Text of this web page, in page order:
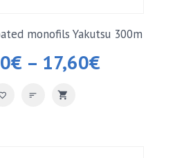
€– 17,60€
monofils Yakutsu 300m